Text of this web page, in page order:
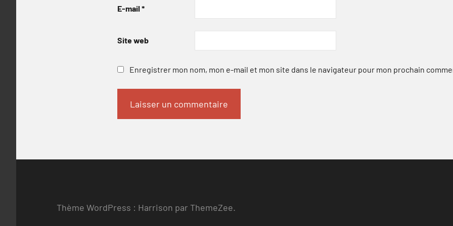
E-mail *
Site web
Enregistrer mon nom, mon e-mail et mon site dans le navigateur pour mon prochain
Thème WordPress : Harrison par ThemeZee.